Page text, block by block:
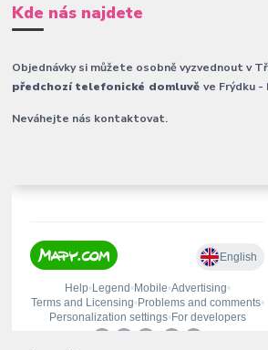
Kde nás najdete
Objednávky si můžete osobně vyzvednout v
předchozí telefonické domluvěve Frýdku -
Neváhejte nás kontaktovat.